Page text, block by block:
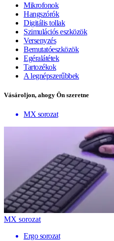
Mikrofonok
Hangszórók
Digitális tollak
Szimulációs eszközök
Versenyzés
Bemutatóeszközök
Egéralátétek
Tartozékok
A legnépszerűbbek
Vásároljon, ahogy Ön szeretne
MX sorozat
MX sorozat
Ergo sorozat